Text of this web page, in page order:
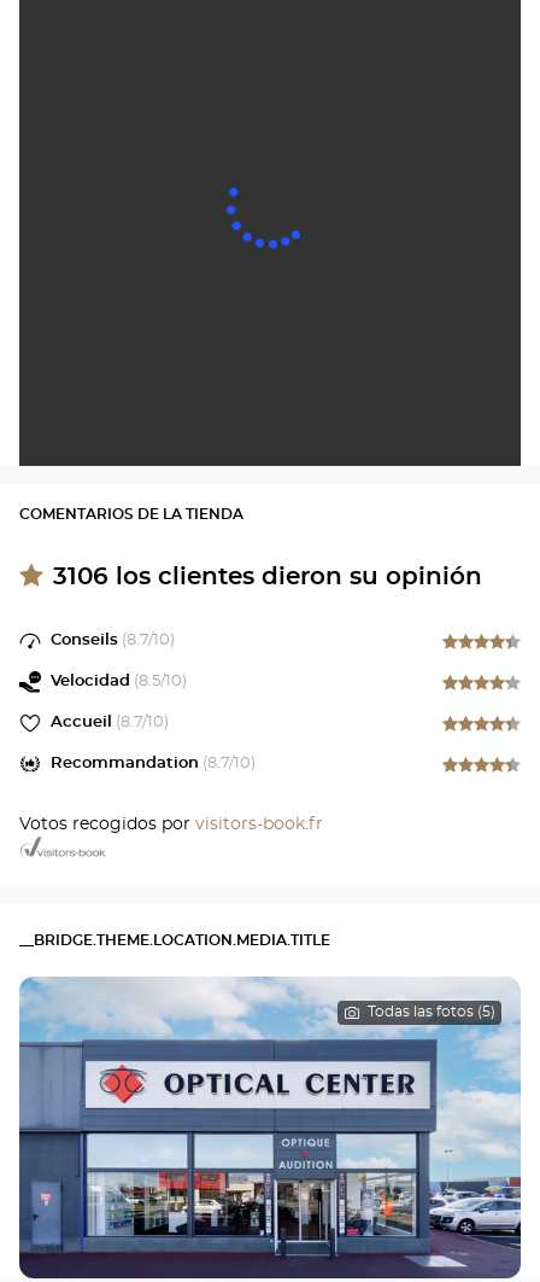
COMENTARIOS DE LA TIENDA
3106 los clientes dieron su opinión
Conseils (8.7/10)
Velocidad (8.5/10)
Accueil (8.7/10)
Recommandation (8.7/10)
Votos recogidos por visitors-book.fr
__BRIDGE.THEME.LOCATION.MEDIA.TITLE
Todas las fotos (5)